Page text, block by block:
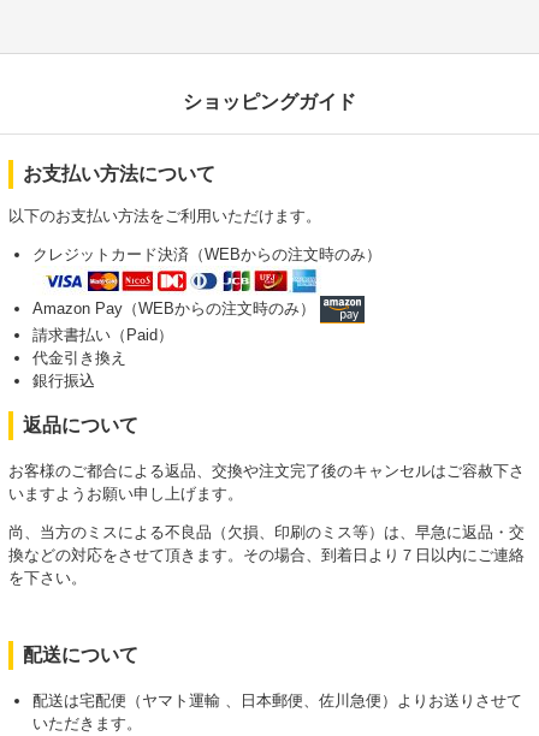
ショッピングガイド
お支払い方法について
以下のお支払い方法をご利用いただけます。
クレジットカード決済（WEBからの注文時のみ）
Amazon Pay（WEBからの注文時のみ）
請求書払い（Paid）
代金引き換え
銀行振込
返品について
お客様のご都合による返品、交換や注文完了後のキャンセルはご容赦下さ
いますようお願い申し上げます。
尚、当方のミスによる不良品（欠損、印刷のミス等）は、早急に返品・交
換などの対応をさせて頂きます。その場合、到着日より７日以内にご連絡
を下さい。
配送について
配送は宅配便（ヤマト運輸 、日本郵便、佐川急便）よりお送りさせて
いただきます。